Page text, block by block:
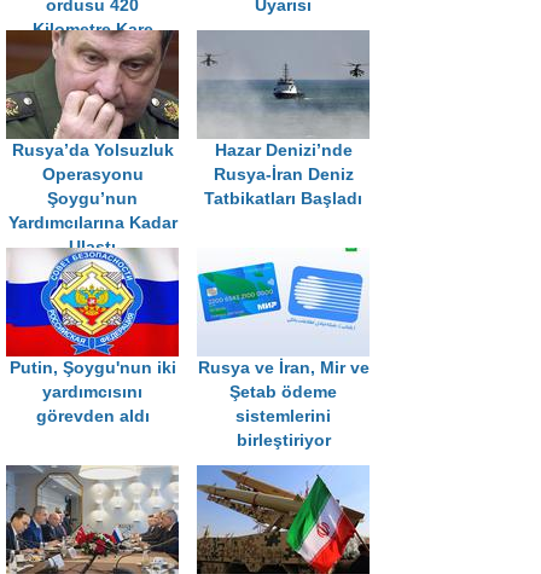
ordusu 420
Kilometre Kare
İlerledi
Uyarısı
Rusya’da Yolsuzluk
Operasyonu
Şoygu’nun
Yardımcılarına Kadar
Ulaştı
Hazar Denizi’nde
Rusya-İran Deniz
Tatbikatları Başladı
Putin, Şoygu'nun iki
yardımcısını
görevden aldı
Rusya ve İran, Mir ve
Şetab ödeme
sistemlerini
birleştiriyor